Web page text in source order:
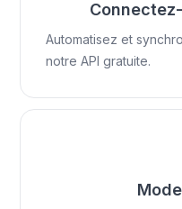
Automatisez et
notre API gratuite.